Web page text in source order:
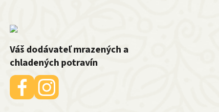
Váš dodávateľ mrazených a
chladených potravín